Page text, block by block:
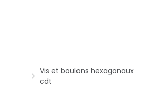
Vis et boulons hexagonaux
cdt